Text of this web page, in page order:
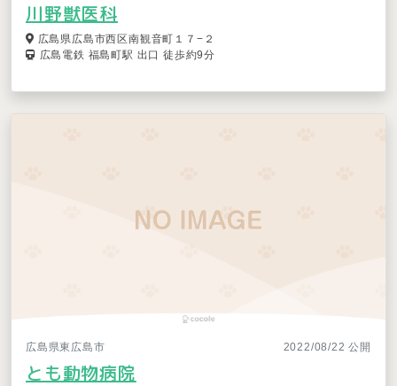
川野獣医科
広島県広島市西区南観音町１７−２
広島電鉄 福島町駅 出口 徒歩約9分
広島県東広島市 2022/08/22 公開
とも動物病院